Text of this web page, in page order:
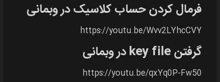
فرمال کردن حساب کلاسیک در وبمانی
https://youtu.be/Wvv2LYhcCVY
گرفتن key file در وبمانی
https://youtu.be/qxYq0P-Fw50